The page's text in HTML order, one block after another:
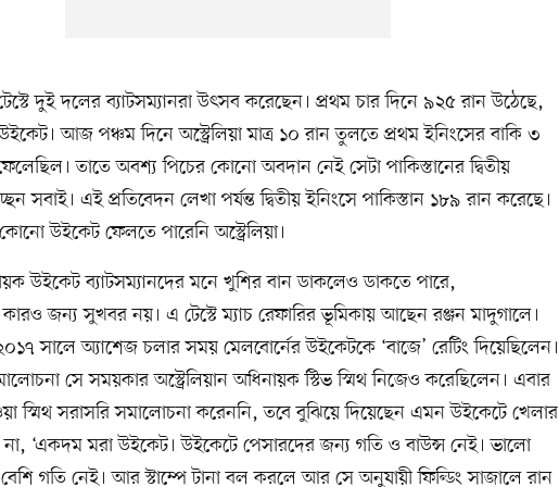
দুই দলের ব্যাটসম্যানরা উৎসব করেছেন। প্রথম চার দিনে ৯২৫ রান উঠেছে,
আজ পঞ্চম দিনে অস্ট্রেলিয়া মাত্র ১০ রান তুলতে প্রথম ইনিংসের বাকি ৩
তাতে অবশ্য পিচের কোনো অবদান নেই সেটা পাকিস্তানের দ্বিতীয়
সবাই। এই প্রতিবেদন লেখা পর্যন্ত দ্বিতীয় ইনিংসে পাকিস্তান ১৮৯ রান করেছে।
উইকেট ফেলতে পারেনি অস্ট্রেলিয়া।
উইকেট ব্যাটসম্যানদের মনে খুশির বান ডাকলেও ডাকতে পারে,
জন্য সুখবর নয়। এ টেস্টে ম্যাচ রেফারির ভূমিকায় আছেন রঞ্জন মাদুগালে।
সালে অ্যাশেজ চলার সময় মেলবোর্নের উইকেটকে ‘বাজে’ রেটিং দিয়েছিলেন।
সে সময়কার অস্ট্রেলিয়ান অধিনায়ক স্টিভ স্মিথ নিজেও করেছিলেন। এবার
স্মিথ সরাসরি সমালোচনা করেননি, তবে বুঝিয়ে দিয়েছেন এমন উইকেটে খেলার
‘একদম মরা উইকেট। উইকেটে পেসারদের জন্য গতি ও বাউন্স নেই। ভালো
গতি নেই। আর স্টাম্পে টানা বল করলে আর সে অনুযায়ী ফিল্ডিং সাজালে রান